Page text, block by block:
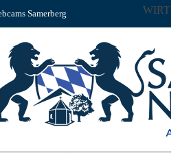
Samerberg